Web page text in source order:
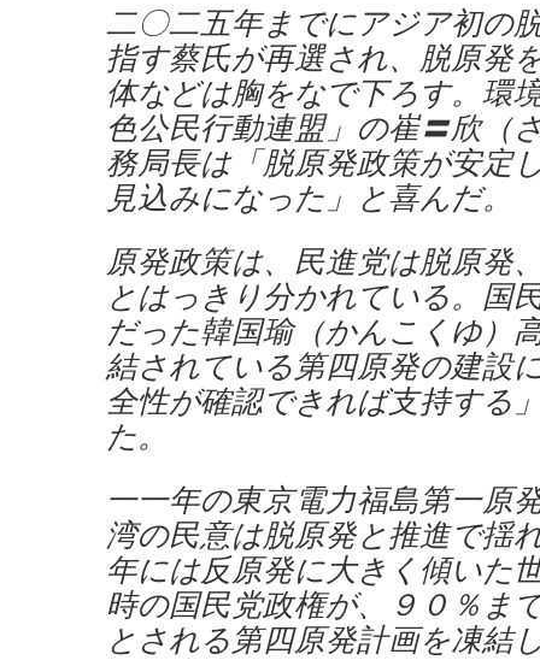
二〇二五年までにアジア初の
指す蔡氏が再選され、脱原発
体などは胸をなで下ろす。環
色公民行動連盟」の崔〓欣（
務局長は「脱原発政策が安定
見込みになった」と喜んだ。
原発政策は、民進党は脱原発
とはっきり分かれている。国
だった韓国瑜（かんこくゆ）
結されている第四原発の建設
全性が確認できれば支持する
た。
一一年の東京電力福島第一原
湾の民意は脱原発と推進で揺
年には反原発に大きく傾いた
時の国民党政権が、９０％ま
とされる第四原発計画を凍結